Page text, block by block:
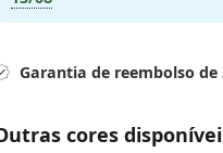
Garantia de reembolso de
cores